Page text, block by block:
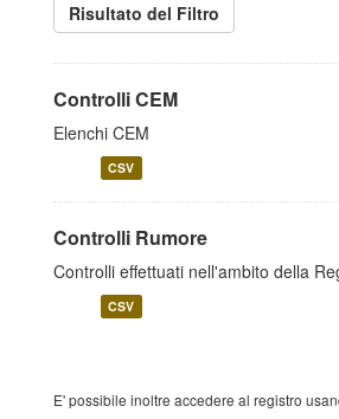
Risultato del Filtro
Controlli CEM
Elenchi CEM
CSV
Controlli Rumore
Controlli effettuati nell'ambito della
CSV
E' possibile inoltre accedere al registro